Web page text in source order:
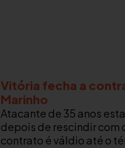
Vitória fecha a
Marinho
Atacante de 35 anos
depois de rescindir com
contrato é váldio até o